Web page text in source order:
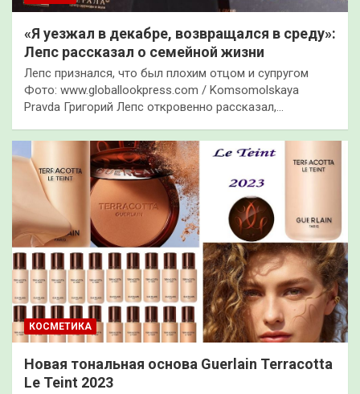
«Я уезжал в декабре, возвращался в среду»:
Лепс рассказал о семейной жизни
Лепс признался, что был плохим отцом и супругом
Фото: www.globallookpress.com / Komsomolskaya
Pravda Григорий Лепс откровенно рассказал,…
КОСМЕТИКА
Новая тональная основа Guerlain Terracotta
Le Teint 2023